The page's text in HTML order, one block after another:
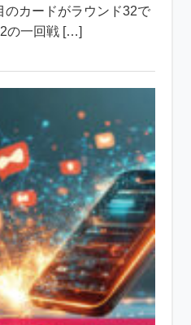
のカードがラウンド32で
の一回戦 […]